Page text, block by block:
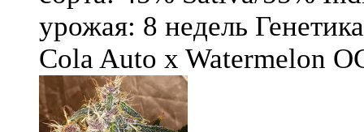
урожая: 8 недель
Cola Auto x Watermelon